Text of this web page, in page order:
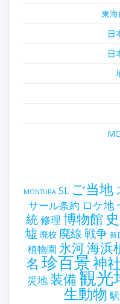
東
日
日
MONTURA SL ご当地
サール条約 ロケ地
統修理 博物館
墟 廃校 廃線戦争 新
植物園 氷河海浜
名 珍百景神
災地 装備観光
生動物